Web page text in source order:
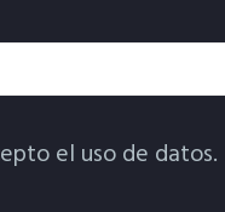
el uso de datos.